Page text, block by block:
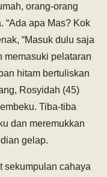
orang-orang
“Ada apa Mas? Kok
“Masuk dulu saja
memasuki pelataran
hitam bertuliskan
Rosyidah (45)
Tiba-tiba
dan meremukkan
gelap.
sekumpulan cahaya